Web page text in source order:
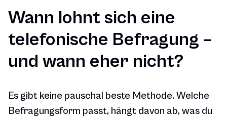
Wann lohnt sich eine
telefonische Befragung –
und wann eher nicht?
Es gibt keine pauschal beste Methode. Welche
Befragungsform passt, hängt davon ab, was du